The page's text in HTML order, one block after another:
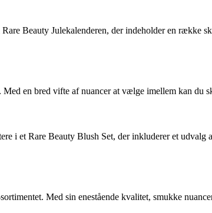
Beauty Julekalenderen, der indeholder en række
en bred vifte af nuancer at vælge imellem kan du
i et Rare Beauty Blush Set, der inkluderer et
Med sin enestående kvalitet, smukke